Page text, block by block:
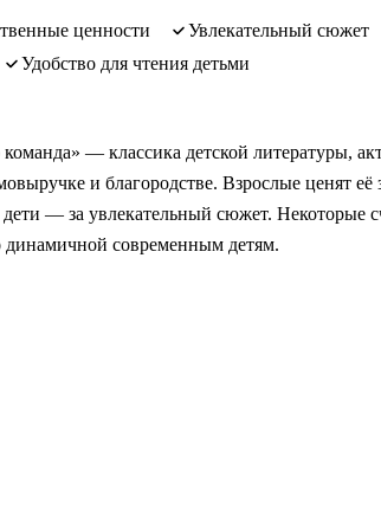
ценности увлекательный сюжет
удобство для чтения детьми
— классика детской литературы,
и благородстве. Взрослые ценят
— за увлекательный сюжет. Некоторые
динамичной современным детям.